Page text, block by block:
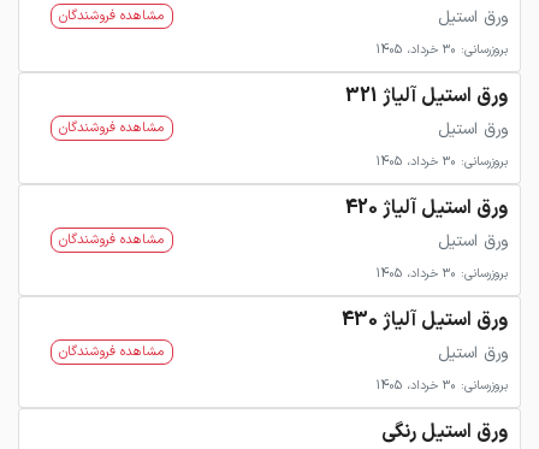
ورق استیل
بروزرسانی: 30 خرداد، 1405
مشاهده فروشندگان
ورق استیل آلیاژ 321
ورق استیل
بروزرسانی: 30 خرداد، 1405
مشاهده فروشندگان
ورق استیل آلیاژ 420
ورق استیل
بروزرسانی: 30 خرداد، 1405
مشاهده فروشندگان
ورق استیل آلیاژ 430
ورق استیل
بروزرسانی: 30 خرداد، 1405
مشاهده فروشندگان
ورق استیل رنگی